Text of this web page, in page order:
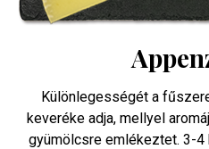
Különlegességét a
keveréke adja, mellyel
gyümölcsre emlékeztet. 3-